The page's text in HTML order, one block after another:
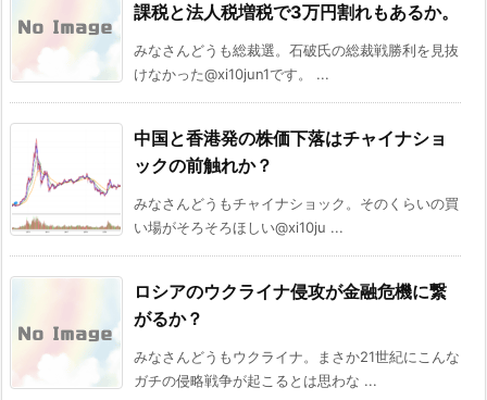
課税と法人税増税で3万円割れもあるか。
みなさんどうも総裁選。石破氏の総裁戦勝利を見抜
けなかった@xi10jun1です。 ...
中国と香港発の株価下落はチャイナショ
ックの前触れか？
みなさんどうもチャイナショック。そのくらいの買
い場がそろそろほしい@xi10ju ...
ロシアのウクライナ侵攻が金融危機に繋
がるか？
みなさんどうもウクライナ。まさか21世紀にこんな
ガチの侵略戦争が起こるとは思わな ...